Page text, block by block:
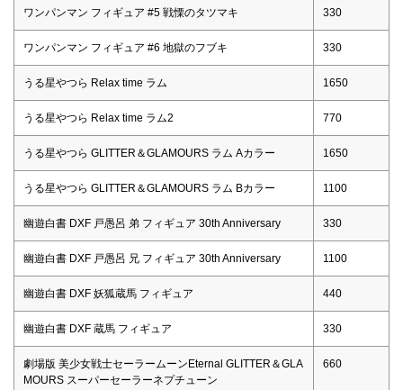
ワンパンマン フィギュア #5 戦慄のタツマキ 330
ワンパンマン フィギュア #6 地獄のフブキ 330
うる星やつら Relax time ラム 1650
うる星やつら Relax time ラム2 770
うる星やつら GLITTER＆GLAMOURS ラム Aカラー 1650
うる星やつら GLITTER＆GLAMOURS ラム Bカラー 1100
幽遊白書 DXF 戸愚呂 弟 フィギュア 30th Anniversary 330
幽遊白書 DXF 戸愚呂 兄 フィギュア 30th Anniversary 1100
幽遊白書 DXF 妖狐蔵馬 フィギュア 440
幽遊白書 DXF 蔵馬 フィギュア 330
劇場版 美少女戦士セーラームーンEternal GLITTER＆GLA
MOURS スーパーセーラーネプチューン
660